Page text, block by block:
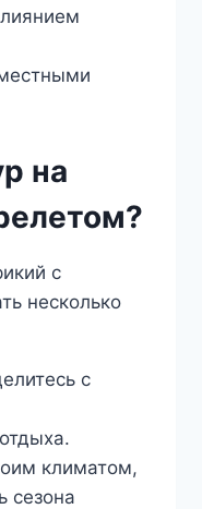
на
с
несколько
с
климатом,
сезона